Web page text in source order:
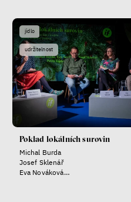
jídlo
udržitelnost
Poklad lokálních surovin
Michal Burda
Josef Sklenář
Eva Nováková